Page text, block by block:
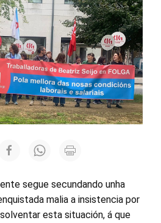
segue secundando unha
malia a insistencia por
esta situación, á que